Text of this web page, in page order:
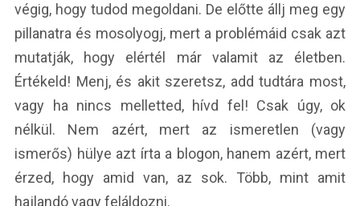
végig, hogy tudod megoldani. De előtte állj meg egy
pillanatra és mosolyogj, mert a problémáid csak azt
mutatják, hogy elértél már valamit az életben.
Értékeld! Menj, és akit szeretsz, add tudtára most,
vagy ha nincs melletted, hívd fel! Csak úgy, ok
nélkül. Nem azért, mert az ismeretlen (vagy
ismerős) hülye azt írta a blogon, hanem azért, mert
érzed, hogy amid van, az sok. Több, mint amit
hajlandó vagy feláldozni.